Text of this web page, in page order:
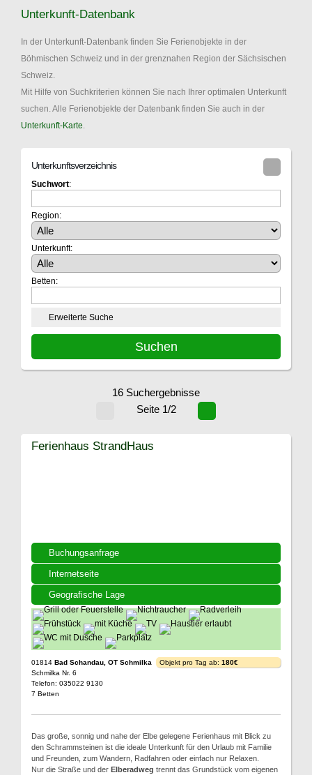
Unterkunft-Datenbank
In der Unterkunft-Datenbank finden Sie Ferienobjekte in der
Böhmischen Schweiz und in der grenznahen Region der Sächsischen
Schweiz.
Mit Hilfe von Suchkriterien können Sie nach Ihrer optimalen Unterkunft
suchen. Alle Ferienobjekte der Datenbank finden Sie auch in der
Unterkunft-Karte
Unterkunftsverzeichnis
Suchwort:
Region:
Unterkunft:
Betten:
Erweiterte Suche
16 Suchergebnisse
Seite 1/2
Buchungsanfrage
Internetseite
Geografische Lage
Ferienhaus StrandHaus
01814 Bad Schandau, OT Schmilka
Schmilka Nr. 6
Telefon: 035022 9130
7 Betten
Objekt pro Tag ab: 180€
Das große, sonnig und nahe der Elbe gelegene Ferienhaus mit Blick zu
den Schrammsteinen ist die ideale Unterkunft für den Urlaub mit Familie
und Freunden, zum Wandern, Radfahren oder einfach nur Relaxen.
Nur die Straße und der Elberadweg trennt das Grundstück vom eigenen